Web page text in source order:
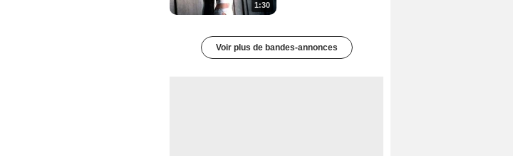
1:30
Voir plus de bandes-annonces